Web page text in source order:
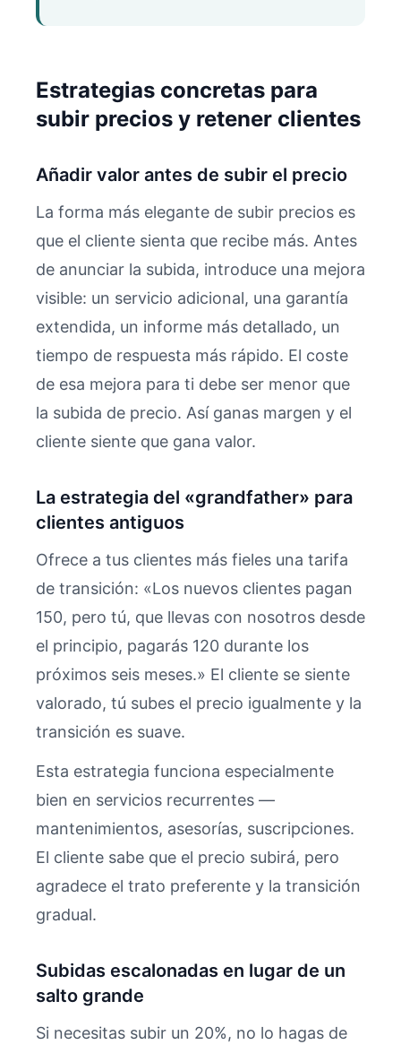
Estrategias concretas para
subir precios y retener clientes
Añadir valor antes de subir el precio
La forma más elegante de subir precios es
que el cliente sienta que recibe más. Antes
de anunciar la subida, introduce una mejora
visible: un servicio adicional, una garantía
extendida, un informe más detallado, un
tiempo de respuesta más rápido. El coste
de esa mejora para ti debe ser menor que
la subida de precio. Así ganas margen y el
cliente siente que gana valor.
La estrategia del «grandfather» para
clientes antiguos
Ofrece a tus clientes más fieles una tarifa
de transición: «Los nuevos clientes pagan
150, pero tú, que llevas con nosotros desde
el principio, pagarás 120 durante los
próximos seis meses.» El cliente se siente
valorado, tú subes el precio igualmente y la
transición es suave.
Esta estrategia funciona especialmente
bien en servicios recurrentes —
mantenimientos, asesorías, suscripciones.
El cliente sabe que el precio subirá, pero
agradece el trato preferente y la transición
gradual.
Subidas escalonadas en lugar de un
salto grande
Si necesitas subir un 20%, no lo hagas de